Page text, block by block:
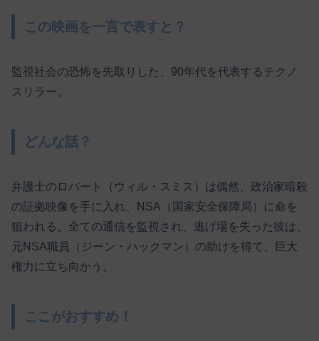
この映画を一言で表すと？
監視社会の恐怖を先取りした、90年代を代表するテクノ
スリラー。
どんな話？
弁護士のロバート（ウィル・スミス）は偶然、政治家暗殺
の証拠映像を手に入れ、NSA（国家安全保障局）に命を
狙われる。全ての通信を監視され、逃げ場を失った彼は、
元NSA職員（ジーン・ハックマン）の助けを得て、巨大
権力に立ち向かう。
ここがおすすめ！